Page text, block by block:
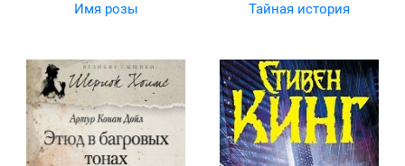
Имя розы
Тайная история